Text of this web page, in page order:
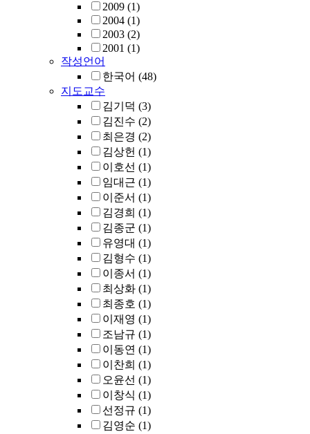
2009 (1)
2004 (1)
2003 (2)
2001 (1)
작성언어
한국어 (48)
지도교수
김기덕 (3)
김진수 (2)
최은경 (2)
김상헌 (1)
이호선 (1)
임대근 (1)
이준서 (1)
김경희 (1)
김종군 (1)
유영대 (1)
김형수 (1)
이종서 (1)
최상화 (1)
최종호 (1)
이재영 (1)
조남규 (1)
이동연 (1)
이찬희 (1)
오윤선 (1)
이창식 (1)
선정규 (1)
김영순 (1)